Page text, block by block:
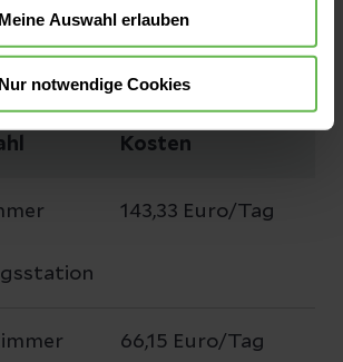
Meine Auswahl erlauben
Nur notwendige Cookies
Kosten
143,33 Euro/Tag
66,15 Euro/Tag